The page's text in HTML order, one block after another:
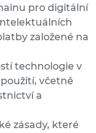
pro digitální
založené na
technologie v
včetně
a
zásady, které